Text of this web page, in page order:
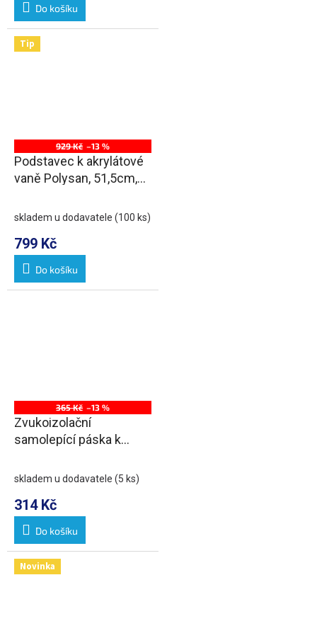
Do košíku
Tip
929 Kč –13 %
Podstavec k akrylátové
vaně Polysan, 51,5cm,
skladem u dodavatele (100 ks)
799 Kč
Do košíku
365 Kč –13 %
Zvukoizolační
samolepící páska k
skladem u dodavatele (5 ks)
314 Kč
Do košíku
Novinka